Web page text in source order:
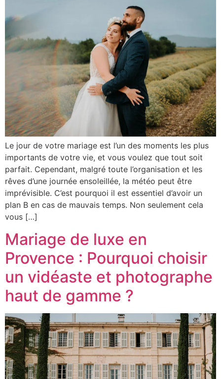
Le jour de votre mariage est l’un des moments les plus
importants de votre vie, et vous voulez que tout soit
parfait. Cependant, malgré toute l’organisation et les
rêves d’une journée ensoleillée, la météo peut être
imprévisible. C’est pourquoi il est essentiel d’avoir un
plan B en cas de mauvais temps. Non seulement cela
vous […]
Mariage de luxe en
Provence : Pourquoi choisir
un vidéaste et photographe
haut de gamme ?